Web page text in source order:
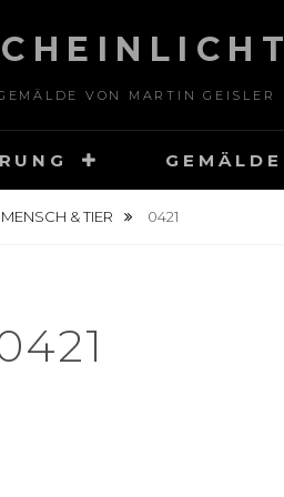
VON MARTIN GEISLER
GEMÄLDE
MENSCH & TIER 0421